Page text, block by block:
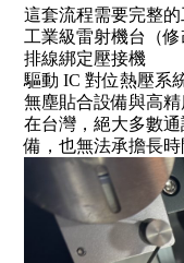
這套流程需要完整的
工業級雷射機台（修
排線綁定壓接機
驅動 IC 對位熱壓系
無塵貼合設備與高
在台灣，絕大多數
備，也無法承擔長時